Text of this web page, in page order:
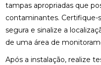
tampas apropriadas que
contaminantes. Certifique-
segura e sinalize a
de uma área de
Após a instalação, realize